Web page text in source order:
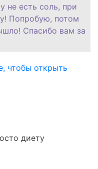
не есть соль, при
Попробую, потом
Спасибо вам за
диету